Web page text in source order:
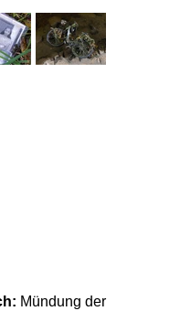
Mündung der